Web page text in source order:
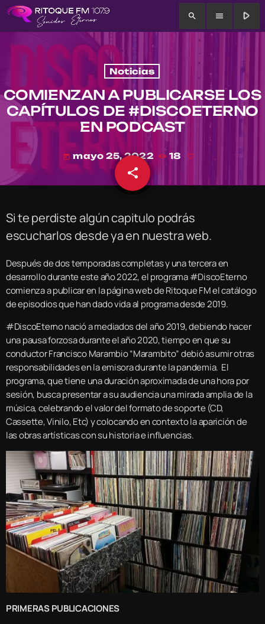
search menu play_arrow
Noticias
COMIENZAN A PUBLICARSE LOS
CAPÍTULOS DE #DISCOETERNO
EN PODCAST
today mayo 25, 2022 18
share
email
Si te perdiste algún capitulo podrás
escucharlos desde ya en nuestra web.
Después de dos temporadas completas y una tercera en
desarrollo durante este año 2022, el programa #DiscoEterno
comienza a publicar en la página web de Ritoque FM el catálogo
de episodios que han dado vida al programa desde 2019.
#DiscoEterno nació a mediados del año 2019, debiendo hacer
una pausa forzosa durante el año 2020, tiempo en que su
conductor Francisco Marambio “Marambito” debió asumir otras
responsabilidades en la emisora durante la pandemia. El
programa, que tiene una duración aproximada de una hora por
sesión, busca presentar a su audiencia una mirada amplia de la
música, celebrando el valor del formato de soporte (CD,
Cassette, Vinilo, Etc) y colocando en contexto la aparición de
las obras artísticas con su historia e influencias.
PRIMERAS PUBLICACIONES